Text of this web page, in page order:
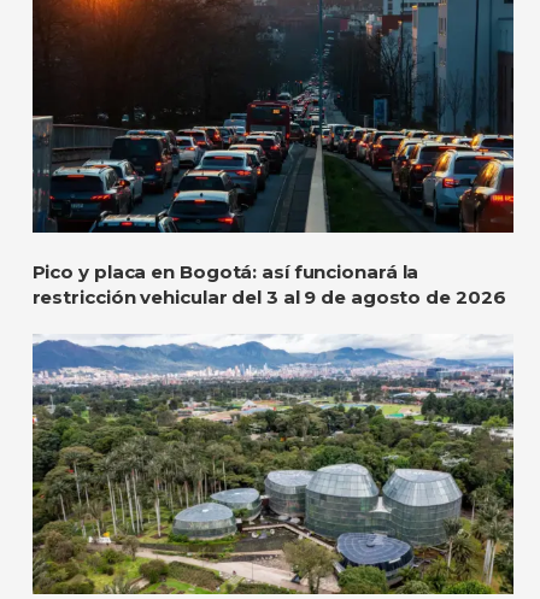
Pico y placa en Bogotá: así funcionará la
restricción vehicular del 3 al 9 de agosto de 2026